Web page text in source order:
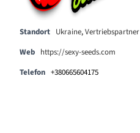
Standort Ukraine,Vertriebspartner
Web https://sexy-seeds.com
Telefon +380665604175